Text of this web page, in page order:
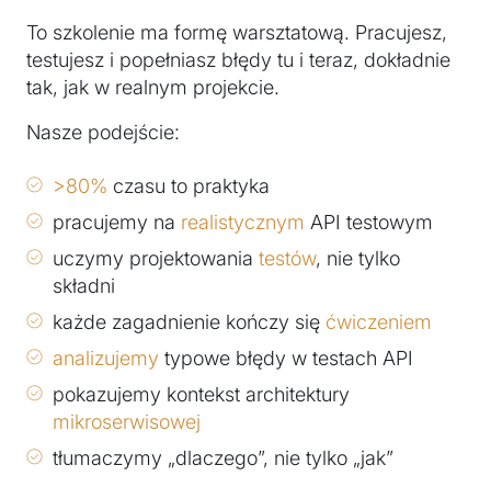
To szkolenie ma formę warsztatową. Pracujesz,
testujesz i popełniasz błędy tu i teraz, dokładnie
tak, jak w realnym projekcie.
Nasze podejście:
>80% czasu to praktyka
pracujemy na realistycznym API testowym
uczymy projektowania testów, nie tylko
składni
każde zagadnienie kończy się ćwiczeniem
analizujemy typowe błędy w testach API
pokazujemy kontekst architektury
mikroserwisowej
tłumaczymy „dlaczego”, nie tylko „jak”